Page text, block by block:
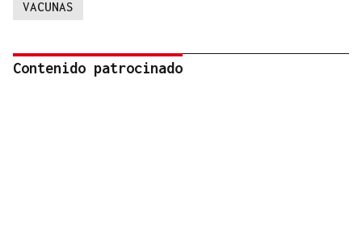
VACUNAS
Contenido patrocinado